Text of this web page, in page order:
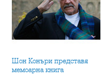
Шон Конъри представя
мемоарна книга